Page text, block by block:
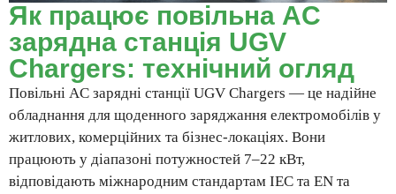
Як працює повільна AC
зарядна станція UGV
Chargers: технічний огляд
Повільні AC зарядні станції UGV Chargers — це надійне
обладнання для щоденного заряджання електромобілів у
житлових, комерційних та бізнес-локаціях. Вони
працюють у діапазоні потужностей 7–22 кВт,
відповідають міжнародним стандартам IEC та EN та